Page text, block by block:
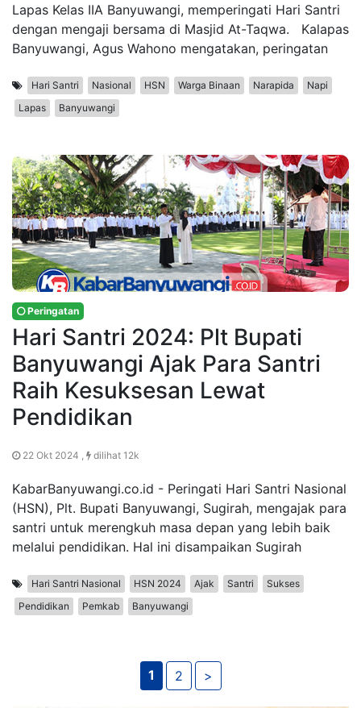
Lapas Kelas IIA Banyuwangi, memperingati Hari Santri
dengan mengaji bersama di Masjid At-Taqwa. Kalapas
Banyuwangi, Agus Wahono mengatakan, peringatan
Hari Santri Nasional HSN Warga Binaan Narapida
Napi
Lapas
Banyuwangi
Peringatan
Hari Santri 2024: Plt Bupati
Banyuwangi Ajak Para Santri
Raih Kesuksesan Lewat
Pendidikan
22 Okt 2024 , dilihat 12k
KabarBanyuwangi.co.id - Peringati Hari Santri Nasional
(HSN), Plt. Bupati Banyuwangi, Sugirah, mengajak para
santri untuk merengkuh masa depan yang lebih baik
melalui pendidikan. Hal ini disampaikan Sugirah
Hari Santri Nasional HSN 2024 Ajak Santri
Sukses
Pendidikan
Pemkab Banyuwangi
1 2 >